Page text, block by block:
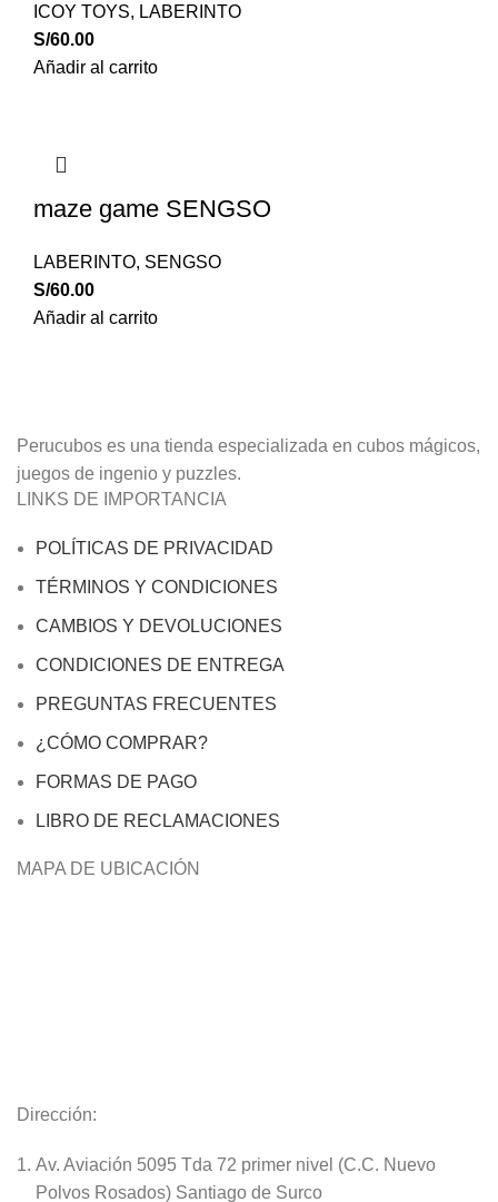
ICOY TOYS, LABERINTO
S/60.00
Añadir al carrito
maze game SENGSO
LABERINTO, SENGSO
S/60.00
Añadir al carrito
Perucubos es una tienda especializada en cubos mágicos,
juegos de ingenio y puzzles.
LINKS DE IMPORTANCIA
POLÍTICAS DE PRIVACIDAD
TÉRMINOS Y CONDICIONES
CAMBIOS Y DEVOLUCIONES
CONDICIONES DE ENTREGA
PREGUNTAS FRECUENTES
¿CÓMO COMPRAR?
FORMAS DE PAGO
LIBRO DE RECLAMACIONES
MAPA DE UBICACIÓN
Dirección:
Av. Aviación 5095 Tda 72 primer nivel (C.C. Nuevo
Polvos Rosados) Santiago de Surco